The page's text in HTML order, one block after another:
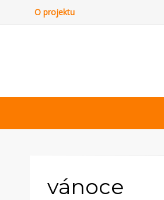
O projektu
vánoce